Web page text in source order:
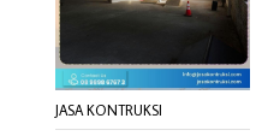
JASA KONTRUKSI